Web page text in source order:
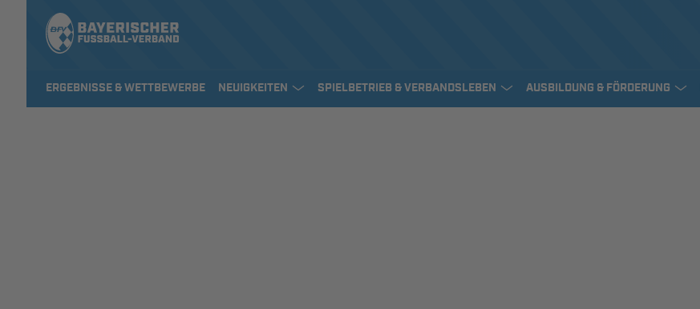
ERGEBNISSE & WETTBEWERBE NEUIGKEITEN SPIELBETRIEB & VERBANDSLEBEN AUSBILDUNG & FÖRDERUNG